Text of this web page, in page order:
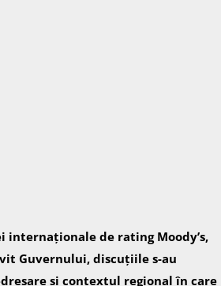
de rating Moody’s,
Guvernului, discuțiile s-au
și contextul regional în care